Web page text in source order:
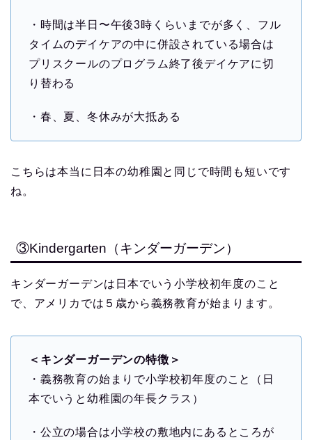
・時間は半日〜午後3時くらいまでが多く、フル
タイムのデイケアの中に併設されている場合は
プリスクールのプログラム終了後デイケアに切
り替わる
・春、夏、冬休みが大抵ある
こちらは本当に日本の幼稚園と同じで時間も短いです
ね。
③Kindergarten（キンダーガーデン）
キンダーガーデンは日本でいう小学校初年度のこと
で、アメリカでは５歳から義務教育が始まります。
＜キンダーガーデンの特徴＞
・義務教育の始まりで小学校初年度のこと（日
本でいうと幼稚園の年長クラス）
・公立の場合は小学校の敷地内にあるところが